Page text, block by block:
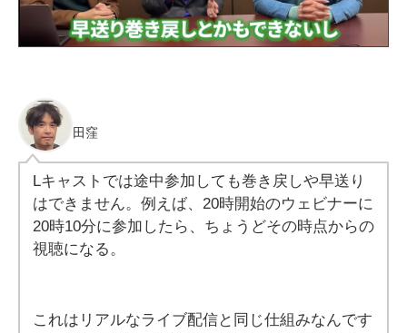
田窪
Lキャストでは途中参加しても巻き戻しや早送り
はできません。例えば、20時開始のウェビナーに
20時10分に参加したら、ちょうどその時点からの
視聴になる。
これはリアルなライブ配信と同じ仕組みなんです